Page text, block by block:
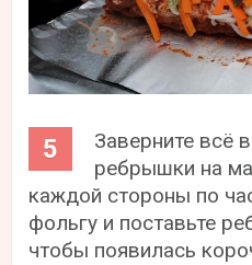
Заверните всё
ребрышки на
каждой стороны по
фольгу и поставьте
чтобы появилась